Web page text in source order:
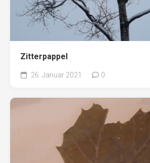
Zitterpappel
26. Januar 2021 0